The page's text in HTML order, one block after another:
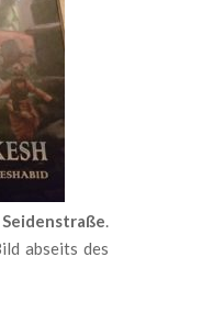
.
abseits des